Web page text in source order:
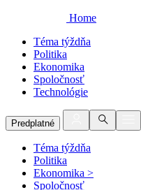
Home
Téma týždňa
Politika
Ekonomika
Spoločnosť
Technológie
Predplatné
Téma týždňa
Politika
Ekonomika >
Spoločnosť